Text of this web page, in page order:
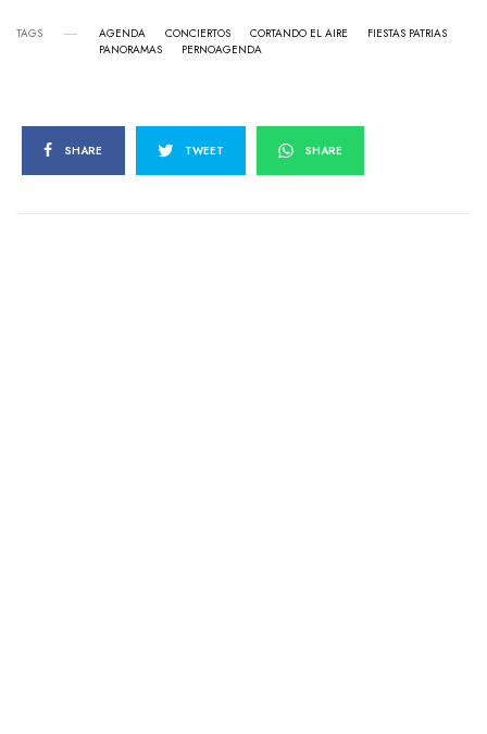
TAGS AGENDA CONCIERTOS CORTANDO EL AIRE
FIESTAS PATRIAS
PANORAMAS
PERNOAGENDA
SHARE TWEET SHARE